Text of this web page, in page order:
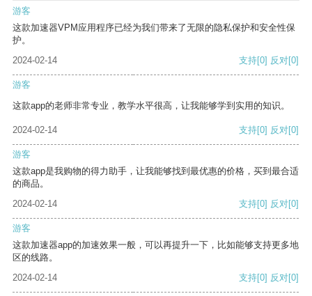
游客
这款加速器VPM应用程序已经为我们带来了无限的隐私保护和安全性保
护。
2024-02-14
支持[0] 反对[0]
游客
这款app的老师非常专业，教学水平很高，让我能够学到实用的知识。
2024-02-14 支持[0] 反对[0]
游客
这款app是我购物的得力助手，让我能够找到最优惠的价格，买到最合适
的商品。
2024-02-14
支持[0] 反对[0]
游客
这款加速器app的加速效果一般，可以再提升一下，比如能够支持更多地
区的线路。
2024-02-14
支持[0] 反对[0]